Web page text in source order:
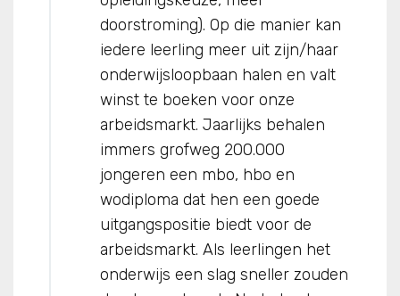
doorstroming). Op die manier kan
iedere leerling meer uit zijn/haar
onderwijsloopbaan halen en valt
winst te boeken voor onze
arbeidsmarkt. Jaarlijks behalen
immers grofweg 200.000
jongeren een mbo, hbo en
wodiploma dat hen een goede
uitgangspositie biedt voor de
arbeidsmarkt. Als leerlingen het
onderwijs een slag sneller zouden